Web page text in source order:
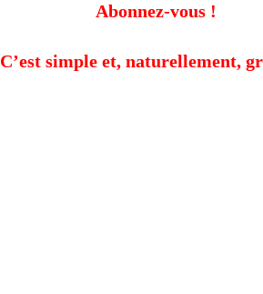
Abonnez-vous !
C’est simple et, naturellement,